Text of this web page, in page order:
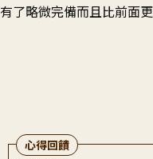
有了略微完備而且比前面
心得回饋